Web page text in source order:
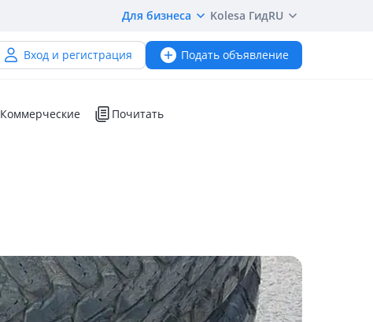
Для бизнеса Kolesa ГидRU
Вход и регистрация Подать объявление
Коммерческие Почитать